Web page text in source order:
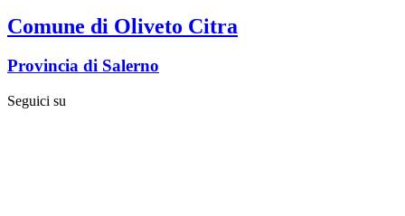
Comune di Oliveto Citra
Provincia di Salerno
Seguici su